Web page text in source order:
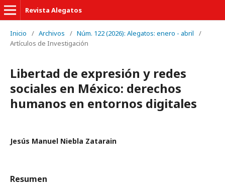
Revista Alegatos
Inicio / Archivos / Núm. 122 (2026): Alegatos: enero - abril
/
Artículos de Investigación
Libertad de expresión y redes
sociales en México: derechos
humanos en entornos digitales
Jesús Manuel Niebla Zatarain
Resumen